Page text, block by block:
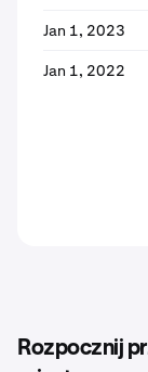
Jan 1, 2023
Jan 1, 2022
Rozpocznij